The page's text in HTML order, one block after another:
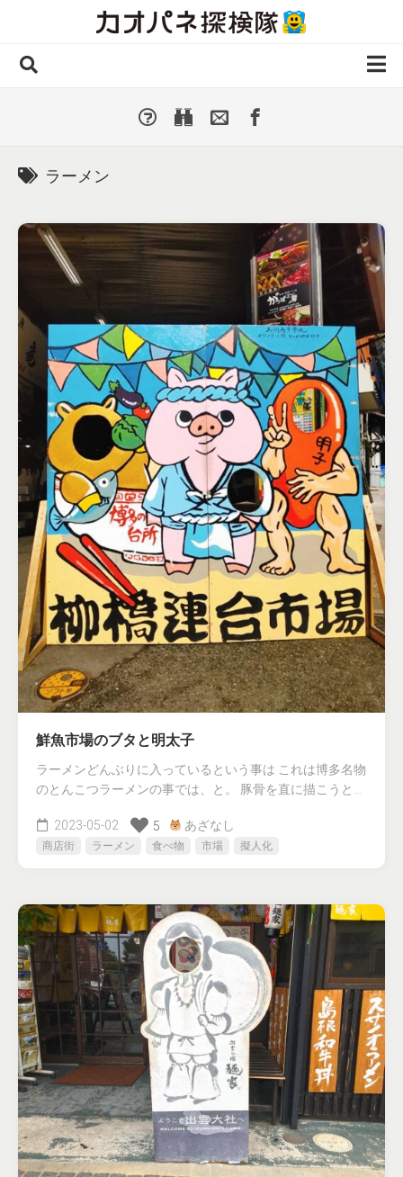
国外・海外
人気カオパネ
投稿する
ラーメン
鮮魚市場のブタと明太子
ラーメンどんぶりに入っているという事は これは博多名物
のとんこつラーメンの事では、と。 豚骨を直に描こうと…
2023-05-02 5 あざなし
商店街 ラーメン 食べ物 市場 擬人化